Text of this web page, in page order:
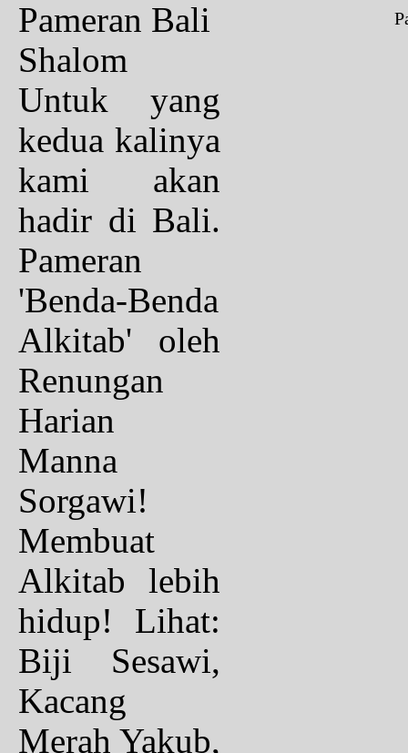
Pameran Bali
Shalom
Untuk yang
kedua kalinya
kami akan
hadir di Bali.
Pameran
'Benda-Benda
Alkitab' oleh
Renungan
Harian
Manna
Sorgawi!
Membuat
Alkitab lebih
hidup! Lihat:
Biji Sesawi,
Kacang
Merah Yakub,